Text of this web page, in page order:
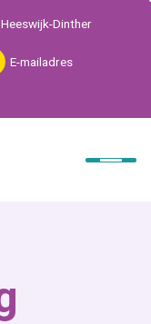
Dinther
E-mailadres